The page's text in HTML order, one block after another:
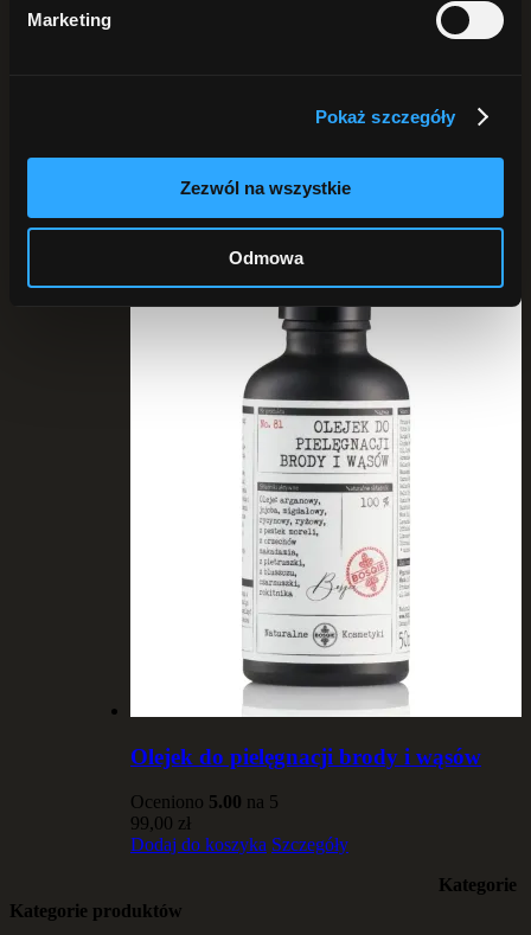
Marketing
Pokaż szczegóły
Zezwól na wszystkie
Odmowa
Olejek do pielęgnacji brody i wąsów
Oceniono 5.00 na 5
99,00 zł
Dodaj do koszyka Szczegóły
Kategorie produktów
Kategorie